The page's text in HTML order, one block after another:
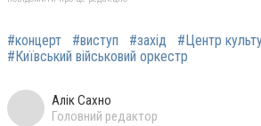
#концерт #виступ #захід
#Центр
#Київський військовий оркестр
Алік Сахно
Головний редактор